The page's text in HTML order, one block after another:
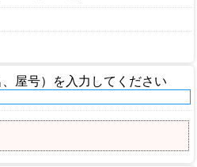
屋号）を入力してください